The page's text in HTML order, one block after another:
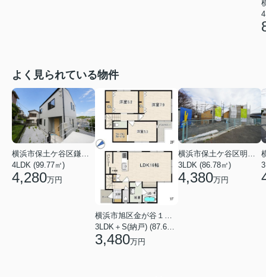
よく見られている物件
横浜市保土ケ谷区鎌谷町
4LDK (99.77㎡)
4,280万円
横浜市旭区金が谷１丁目
3LDK＋S(納戸) (87.61㎡)
3,480万円
横浜市保土ケ谷区明神台
3LDK (86.78㎡)
4,380万円